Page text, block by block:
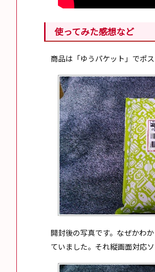
使ってみた感想など
商品は「ゆうパケット」でポ
開封後の写真です。なぜかわ
ていました。それ縦画面対応